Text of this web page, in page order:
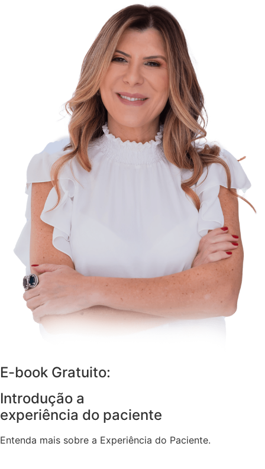
E-book Gratuito:
Introdução a
experiência do paciente
Entenda mais sobre a Experiência do Paciente.